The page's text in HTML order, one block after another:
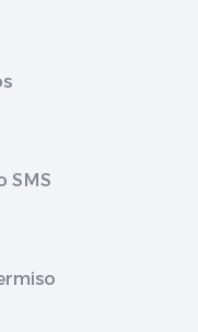
SMS